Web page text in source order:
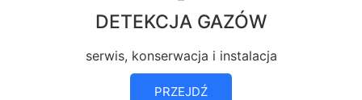
DETEKCJA GAZÓW
serwis, konserwacja i instalacja
PRZEJDŹ